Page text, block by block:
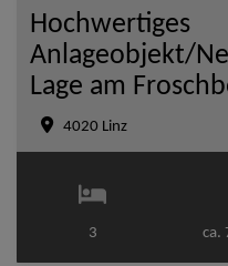
Hochwertiges
Anlageobjekt/
Lage am
4020 Linz
3 ca.